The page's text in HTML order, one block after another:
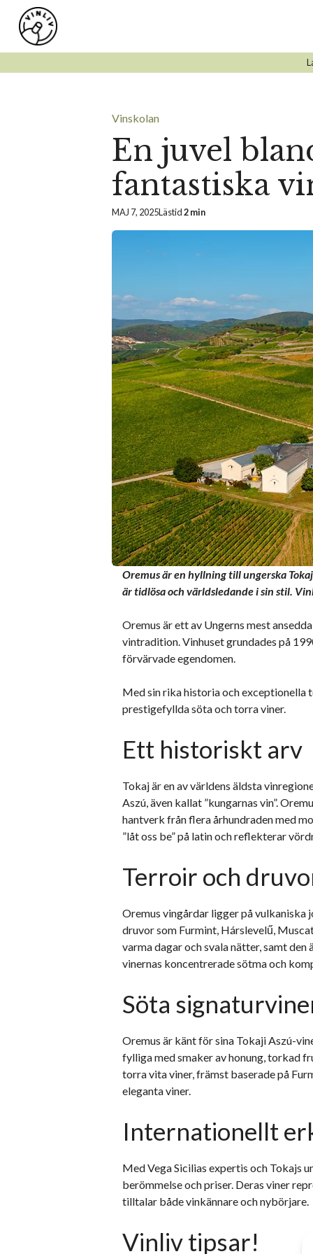
Hoppa
innehåll
Vinskolan
En juvel
fantastiska
MAJ 7, 2025Lästid2 min
Oremus är en hyllning till ungerska
är tidlösa och världsledande i sin stil.
Oremus är ett av Ungerns mest
vintradition. Vinhuset grundades på
förvärvade egendomen.
Med sin rika historia och exceptionella
prestigefyllda söta och torra viner.
Ett historiskt arv
Tokaj är en av världens äldsta
Aszú, även kallat ”kungarnas vin”.
hantverk från flera århundraden med
”låt oss be” på latin och reflekterar
Terroir och
Oremus vingårdar ligger på
druvor som Furmint, Hárslevelű,
varma dagar och svala nätter, samt
vinernas koncentrerade sötma och
Söta
Oremus är känt för sina Tokaji Aszú-
fylliga med smaker av honung, torkad
torra vita viner, främst baserade på
eleganta viner.
Internationellt
Med Vega Sicilias expertis och Tokajs
berömmelse och priser. Deras viner
tilltalar både vinkännare och nybörjare.
Vinliv tipsar!